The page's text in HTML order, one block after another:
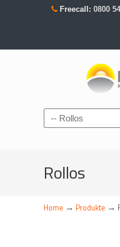
Freecall: 0800
Navigation
Rollos
Home → Produkte →